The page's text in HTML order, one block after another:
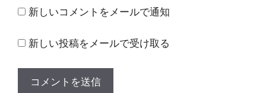
ト 新しいコメントをメールで通知
新しい投稿をメールで受け取る